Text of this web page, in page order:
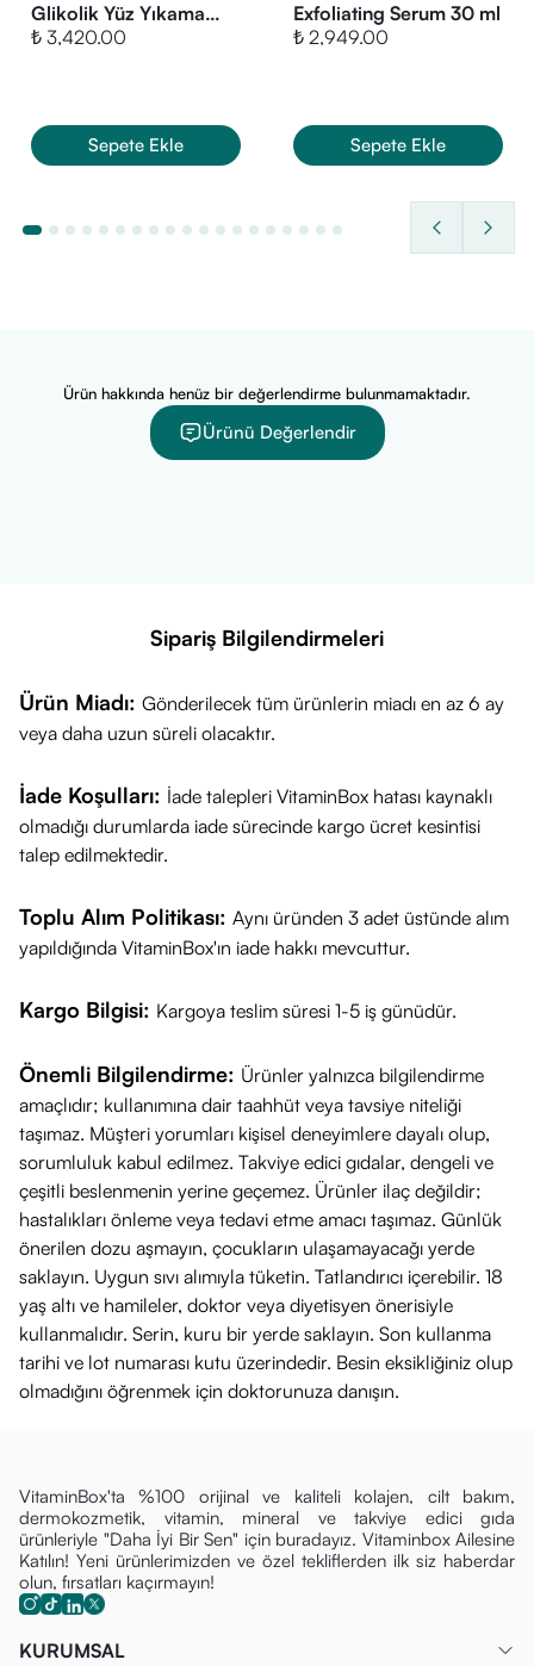
ürüne tepkisini ölçmek adına küçük bir bölgede yama testi
yapılması ve herhangi bir hassasiyet durumunda uzman
Aqua, Glycolic Acid, Phenethyl Alcohol, Propylene Glycol,
Ethylhexylglycerin.
Glikolik Yüz Yıkama
Köpüğü 125 ml
₺ 3,420.00
Sepete Ekle
Exfoliating Serum 30 ml
₺ 2,949.00
Sepete Ekle
Ürün hakkında henüz bir değerlendirme bulunmamaktadır.
Ürünü Değerlendir
Sipariş Bilgilendirmeleri
Ürün Miadı: Gönderilecek tüm ürünlerin miadı en az 6 ay
veya daha uzun süreli olacaktır.
İade Koşulları: İade talepleri VitaminBox hatası kaynaklı
olmadığı durumlarda iade sürecinde kargo ücret kesintisi
talep edilmektedir.
Toplu Alım Politikası: Aynı üründen 3 adet üstünde alım
yapıldığında VitaminBox'ın iade hakkı mevcuttur.
Kargo Bilgisi: Kargoya teslim süresi 1-5 iş günüdür.
Önemli Bilgilendirme: Ürünler yalnızca bilgilendirme
amaçlıdır; kullanımına dair taahhüt veya tavsiye niteliği
taşımaz. Müşteri yorumları kişisel deneyimlere dayalı olup,
sorumluluk kabul edilmez. Takviye edici gıdalar, dengeli ve
çeşitli beslenmenin yerine geçemez. Ürünler ilaç değildir;
hastalıkları önleme veya tedavi etme amacı taşımaz. Günlük
önerilen dozu aşmayın, çocukların ulaşamayacağı yerde
saklayın. Uygun sıvı alımıyla tüketin. Tatlandırıcı içerebilir. 18
yaş altı ve hamileler, doktor veya diyetisyen önerisiyle
kullanmalıdır. Serin, kuru bir yerde saklayın. Son kullanma
tarihi ve lot numarası kutu üzerindedir. Besin eksikliğiniz olup
olmadığını öğrenmek için doktorunuza danışın.
VitaminBox'ta %100 orijinal ve kaliteli kolajen, cilt bakım,
dermokozmetik, vitamin, mineral ve takviye edici gıda
ürünleriyle "Daha İyi Bir Sen" için buradayız. Vitaminbox Ailesine
Katılın! Yeni ürünlerimizden ve özel tekliflerden ilk siz haberdar
olun, fırsatları kaçırmayın!
KURUMSAL